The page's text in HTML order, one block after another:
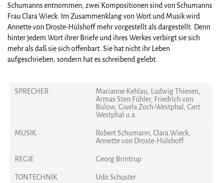
Schumanns entnommen, zwei Kompositionen sind von Schumanns
Frau Clara Wieck. Im Zusammenklang von Wort und Musik wird
Annette von Droste-Hülshoff mehr vorgestellt als dargestellt. Denn
hinter jedem Wort ihrer Briefe und ihres Werkes verbirgt sie sich
mehr als daß sie sich offenbart. Sie hat nicht ihr Leben
aufgeschrieben, sondern hat es schreibend gelebt.
SPRECHER
Marianne Kehlau, Ludwig Thiesen,
Armas Sten Fühler, Friedrich von
Bülow, Gisela Zoch-Westphal, Gert
Westphal u.a
MUSIK
Robert Schumann, Clara Wieck,
Annette von Droste-Hülshoff
REGIE
Georg Brintrup
TONTECHNIK
Udo Schuster